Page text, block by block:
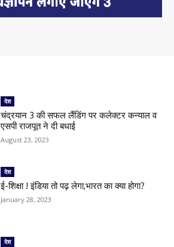
देश
चंद्रयान 3 की सफल लैंडिंग पर कलेक्टर कन्याल व
एसपी राजपूत ने दी बधाई
August 23, 2023
देश
ई-शिक्षा ! इंडिया तो पढ़ लेगा,भारत का क्या होगा?
January 28, 2023
देश